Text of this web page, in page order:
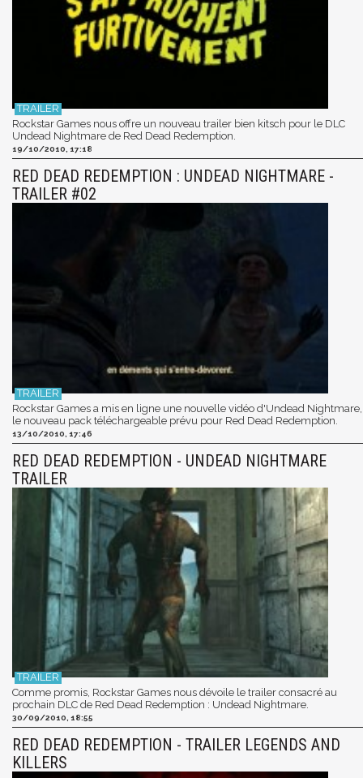
Rockstar Games nous offre un nouveau trailer bien kitsch pour le DLC
Undead Nightmare de Red Dead Redemption.
19/10/2010, 17:18
RED DEAD REDEMPTION : UNDEAD NIGHTMARE -
TRAILER #02
Rockstar Games a mis en ligne une nouvelle vidéo d'Undead Nightmare,
le nouveau pack téléchargeable prévu pour Red Dead Redemption.
13/10/2010, 17:46
RED DEAD REDEMPTION - UNDEAD NIGHTMARE
TRAILER
Comme promis, Rockstar Games nous dévoile le trailer consacré au
prochain DLC de Red Dead Redemption : Undead Nightmare.
30/09/2010, 18:55
RED DEAD REDEMPTION - TRAILER LEGENDS AND
KILLERS